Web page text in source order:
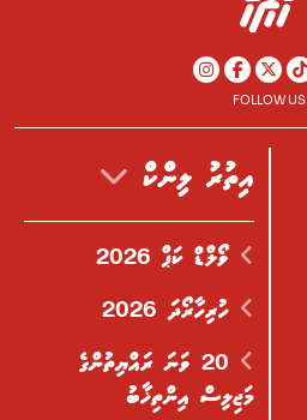
FOLLOW US
އިތުރު ލިންކް
ވޯލްޑް ކަޕް 2026
ހުރިހާރޯދަ 2026
20 ވަނަ ރައްޔިތުންގެ
މަޖިލިސް އިންތިޚާބު